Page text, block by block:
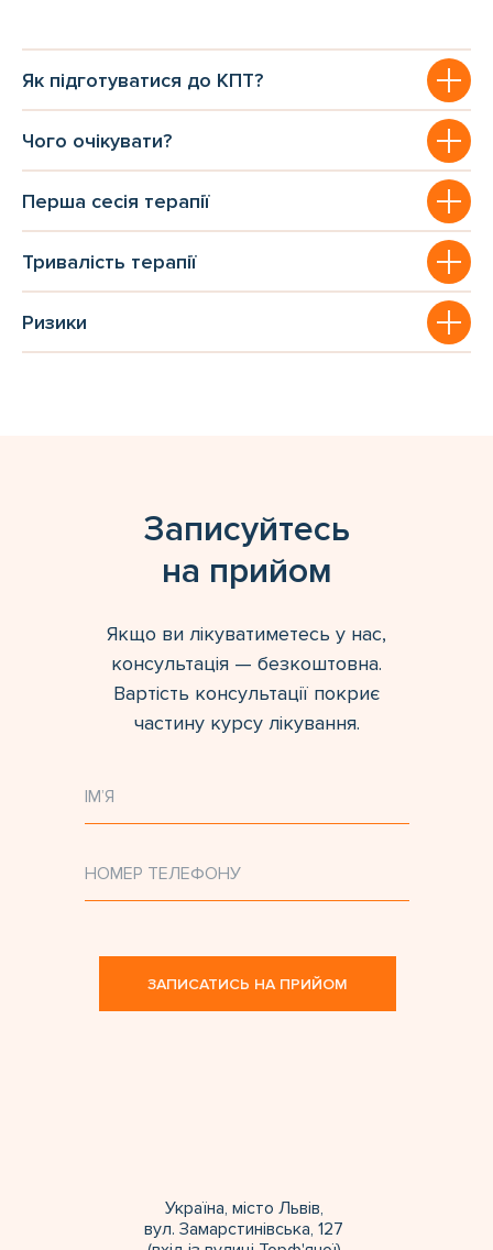
Як підготуватися до КПТ?
Чого очікувати?
Перша сесія терапії
Тривалість терапії
Ризики
ЗАПИСАТИСЬ НА ПРИЙОМ
Записуйтесь
на прийом
Якщо ви лікуватиметесь у нас,
консультація — безкоштовна.
Вартість консультації покриє
частину курсу лікування.
Україна, місто Львів,
вул. Замарстинівська, 127